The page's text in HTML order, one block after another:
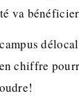
va
chiffre